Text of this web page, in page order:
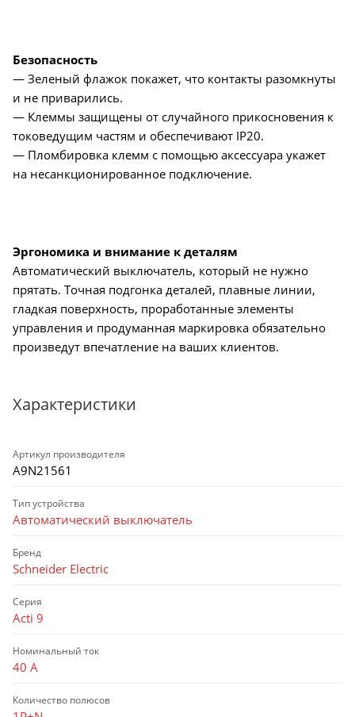
Безопасность
— Зеленый флажок покажет, что контакты разомкнуты
и не приварились.
— Клеммы защищены от случайного прикосновения к
токоведущим частям и обеспечивают IP20.
— Пломбировка клемм с помощью аксессуара укажет
на несанкционированное подключение.
Эргономика и внимание к деталям
Автоматический выключатель, который не нужно
прятать. Точная подгонка деталей, плавные линии,
гладкая поверхность, проработанные элементы
управления и продуманная маркировка обязательно
произведут впечатление на ваших клиентов.
Характеристики
Артикул производителя
A9N21561
Тип устройства
Автоматический выключатель
Бренд
Schneider Electric
Серия
Acti 9
Номинальный ток
40 А
Количество полюсов